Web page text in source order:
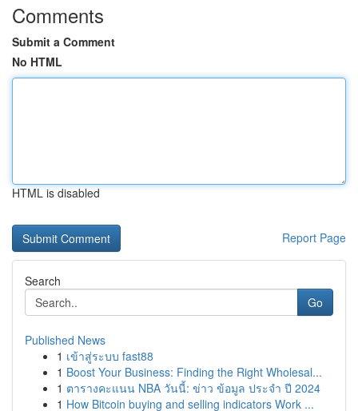
Comments
Submit a Comment
No HTML
HTML is disabled
Report Page
Search
Go
Published News
1 เข้าสู่ระบบ fast88
1 Boost Your Business: Finding the Right Wholesal...
1 ตารางคะแนน NBA วันนี้: ข่าว ข้อมูล ประจำ ปี 2024
1 How Bitcoin buying and selling indicators Work ...